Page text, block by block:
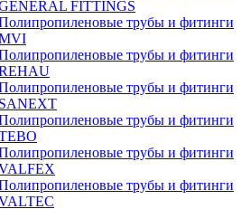
FITTINGS
трубы и фитинги
трубы и фитинги
трубы и фитинги
SANEXT
трубы и фитинги
трубы и фитинги
трубы и фитинги